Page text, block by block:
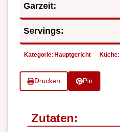
Garzeit:
Servings:
Kategorie: Hauptgericht Küche:
Drucken Pin
Zutaten: